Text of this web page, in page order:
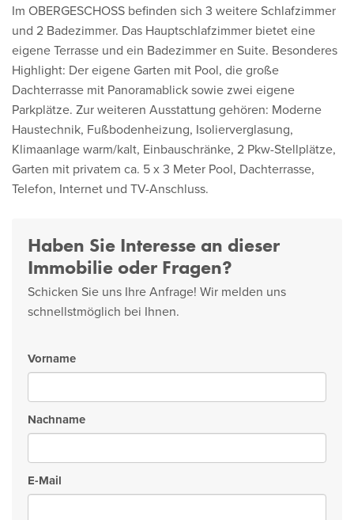
Im OBERGESCHOSS befinden sich 3 weitere Schlafzimmer
und 2 Badezimmer. Das Hauptschlafzimmer bietet eine
eigene Terrasse und ein Badezimmer en Suite. Besonderes
Highlight: Der eigene Garten mit Pool, die große
Dachterrasse mit Panoramablick sowie zwei eigene
Parkplätze. Zur weiteren Ausstattung gehören: Moderne
Haustechnik, Fußbodenheizung, Isolierverglasung,
Klimaanlage warm/kalt, Einbauschränke, 2 Pkw-Stellplätze,
Garten mit privatem ca. 5 x 3 Meter Pool, Dachterrasse,
Telefon, Internet und TV-Anschluss.
Haben Sie Interesse an dieser
Immobilie oder Fragen?
Schicken Sie uns Ihre Anfrage! Wir melden uns
schnellstmöglich bei Ihnen.
Vorname
Nachname
E-Mail